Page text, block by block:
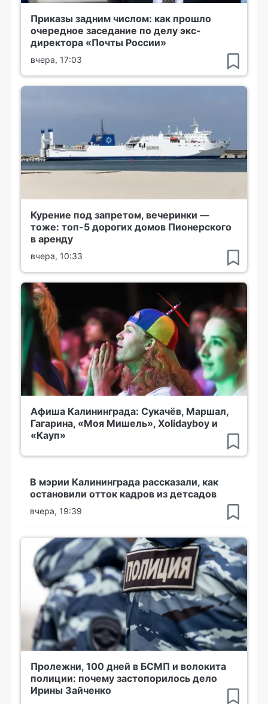
Приказы задним числом: как прошло
очередное заседание по делу экс-
директора «Почты России»
вчера, 17:03
Курение под запретом, вечеринки —
тоже: топ-5 дорогих домов Пионерского
в аренду
вчера, 10:33
Афиша Калининграда: Сукачёв, Маршал,
Гагарина, «Моя Мишель», Xolidayboy и
«Кауп»
В мэрии Калининграда рассказали, как
остановили отток кадров из детсадов
вчера, 19:39
Пролежни, 100 дней в БСМП и волокита
полиции: почему застопорилось дело
Ирины Зайченко